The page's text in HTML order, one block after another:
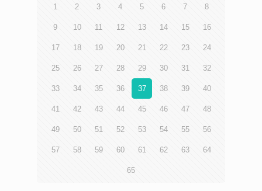
1 2 3 4 5 6 7 8
9 10 11 12 13 14 15 16
17 18 19 20 21 22 23 24
25 26 27 28 29 30 31 32
33 34 35 36 37 38 39 40
41 42 43 44 45 46 47 48
49 50 51 52 53 54 55 56
57 58 59 60 61 62 63 64
65